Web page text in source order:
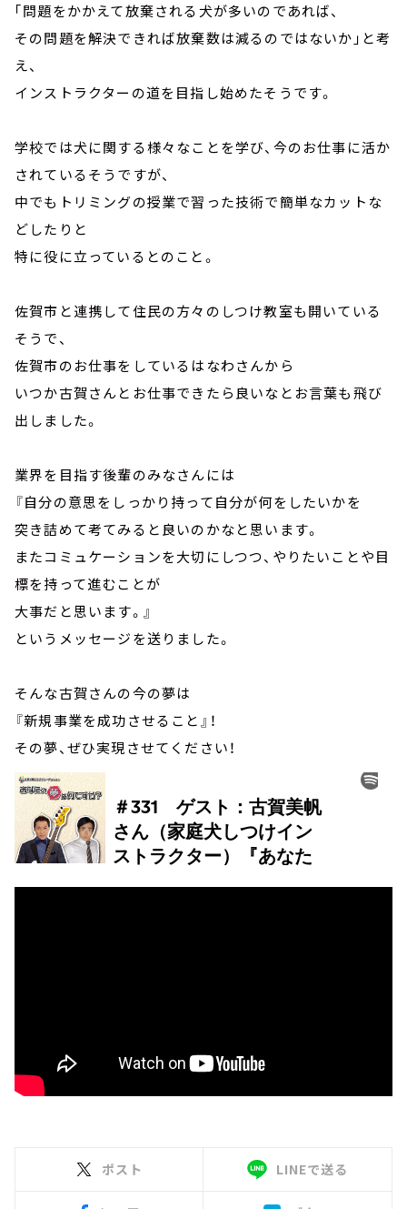
｢問題をかかえて放棄される犬が多いのであれば、
その問題を解決できれば放棄数は減るのではないか｣と考
え、
インストラクターの道を目指し始めたそうです。
学校では犬に関する様々なことを学び、今のお仕事に活か
されているそうですが、
中でもトリミングの授業で習った技術で簡単なカットな
どしたりと
特に役に立っているとのこと。
佐賀市と連携して住民の方々のしつけ教室も開いている
そうで、
佐賀市のお仕事をしているはなわさんから
いつか古賀さんとお仕事できたら良いなとお言葉も飛び
出しました。
業界を目指す後輩のみなさんには
『自分の意思をしっかり持って自分が何をしたいかを
突き詰めて考てみると良いのかなと思います。
またコミュケーションを大切にしつつ、やりたいことや目
標を持って進むことが
大事だと思います。』
というメッセージを送りました。
そんな古賀さんの今の夢は
『新規事業を成功させること』！
その夢、ぜひ実現させてください！
ポスト LINEで送る